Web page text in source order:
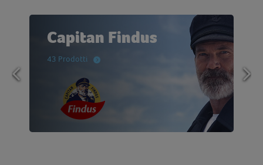
Capitan Findus
43 Prodotti